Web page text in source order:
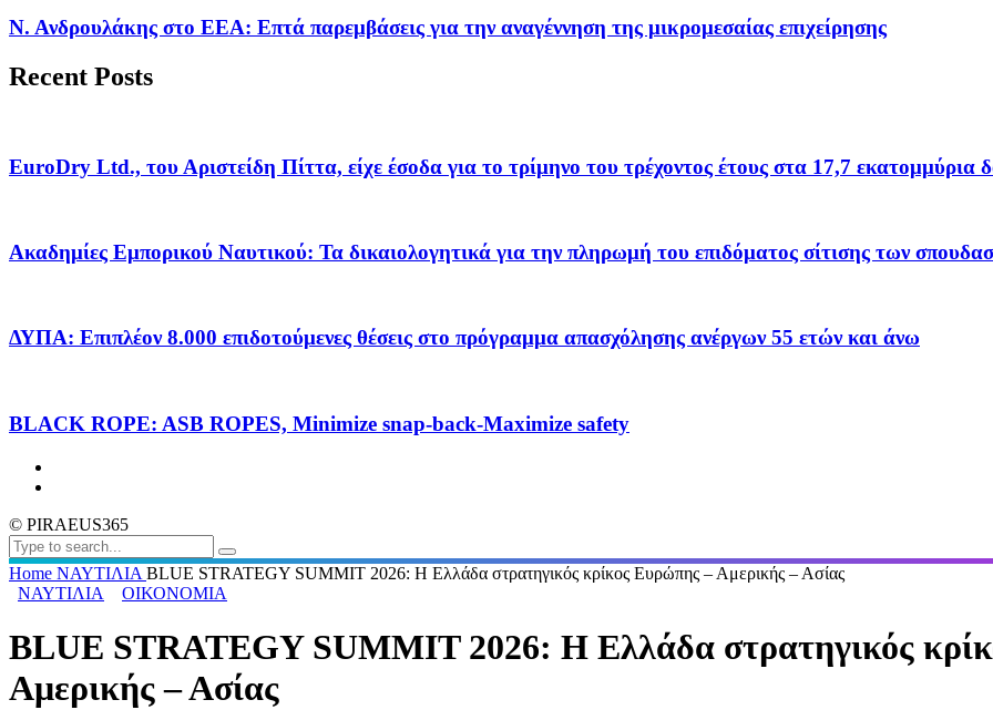
Ν. Ανδρουλάκης στο ΕΕΑ: Επτά παρεμβάσεις για την αναγέννηση της μικρομεσαίας επιχείρησης
Recent Posts
EuroDry Ltd., του Αριστείδη Πίττα, είχε έσοδα για το τρίμηνο του τρέχοντος έτους στα 17,7 εκατομμύρια
Ακαδημίες Εμπορικού Ναυτικού: Τα δικαιολογητικά για την πληρωμή του επιδόματος σίτισης των
ΔΥΠΑ: Επιπλέον 8.000 επιδοτούμενες θέσεις στο πρόγραμμα απασχόλησης ανέργων 55 ετών και άνω
BLACK ROPE: ASB ROPES, Minimize snap-back-Maximize safety
© PIRAEUS365
Home ΝΑΥΤΙΛΙΑ BLUE STRATEGY SUMMIT 2026: Η Ελλάδα στρατηγικός κρίκος Ευρώπης – Αμερικής – Ασίας
ΝΑΥΤΙΛΙΑ
ΟΙΚΟΝΟΜΙΑ
BLUE STRATEGY SUMMIT 2026: Η Ελλάδα στρατηγικός
Αμερικής – Ασίας